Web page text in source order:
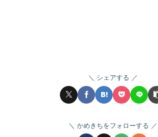
シェアする
かめきちをフォローする